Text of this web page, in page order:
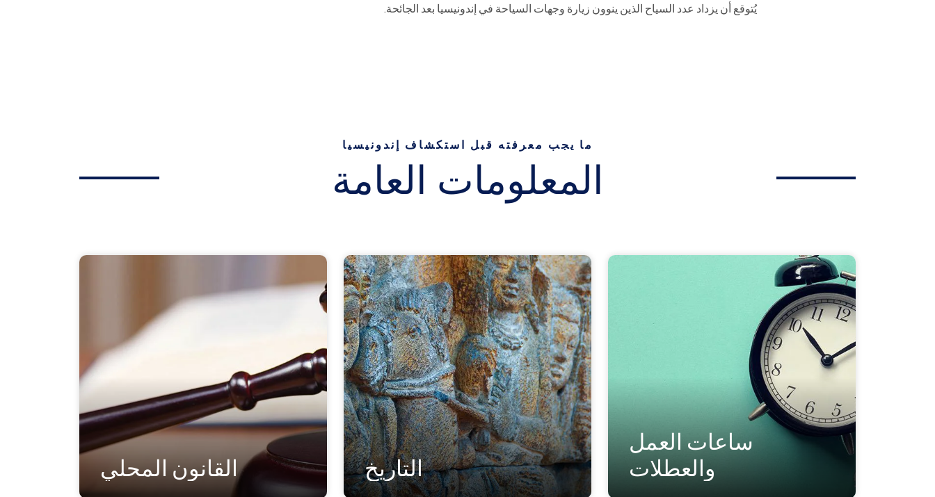
يُتوقع أن يزداد عدد السياح الذين ينوون زيارة وجهات السياحة في إندونيسيا بعد الجائحة.
ما يجب معرفته قبل استكشاف إندونيسيا
المعلومات العامة
ساعات العمل
والعطلات
التاريخ القانون المحلي